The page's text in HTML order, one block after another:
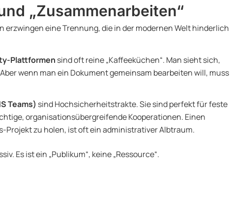
„Zusammenarbeiten“
eine Trennung, die in der modernen Welt hinderlich
Plattformen sind oft reine „Kaffeeküchen“. Man sieht sich,
wenn man ein Dokument gemeinsam bearbeiten will, muss
Teams) sind Hochsicherheitstrakte. Sie sind perfekt für feste
organisationsübergreifende Kooperationen. Einen
Projekt zu holen, ist oft ein administrativer Albtraum.
Es ist ein „Publikum“, keine „Ressource“.